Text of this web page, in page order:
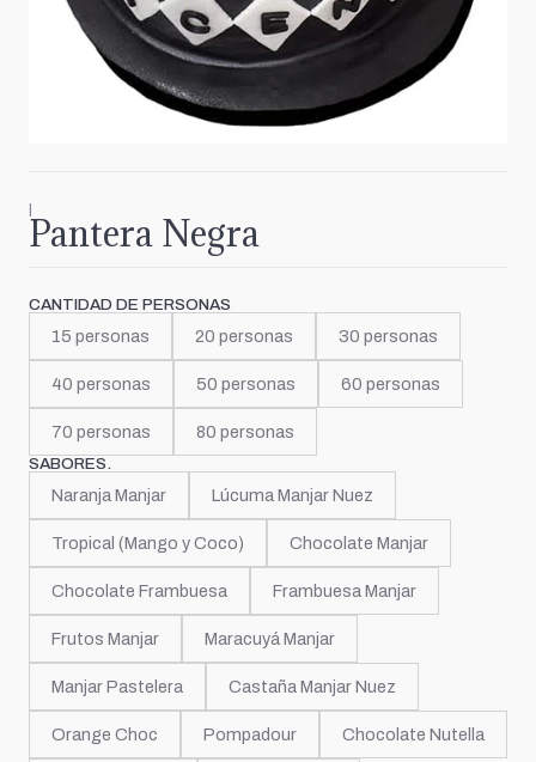
|
Pantera Negra
CANTIDAD DE PERSONAS
15 personas 20 personas 30 personas
40 personas 50 personas 60 personas
70 personas 80 personas
SABORES.
Naranja Manjar Lúcuma Manjar Nuez
Tropical (Mango y Coco) Chocolate Manjar
Chocolate Frambuesa Frambuesa Manjar
Frutos Manjar Maracuyá Manjar
Manjar Pastelera Castaña Manjar Nuez
Orange Choc Pompadour Chocolate Nutella